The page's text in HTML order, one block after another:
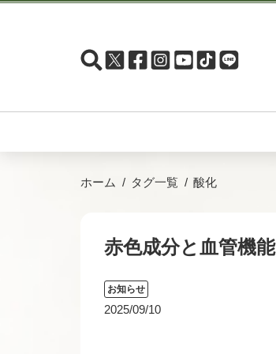
ホーム タグ一覧 酸化
赤色成分と血管機能
お知らせ
2025/09/10